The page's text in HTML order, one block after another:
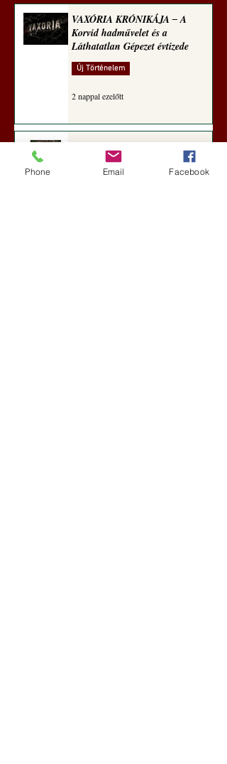
VAXÓRIA KRÓNIKÁJA ‒ A
Korvid hadművelet és a
Láthatatlan Gépezet évtizede
Új Történelem
2 nappal ezelőtt
Darai Lajos: Naplóbölcsességeim
Phone Email Facebook